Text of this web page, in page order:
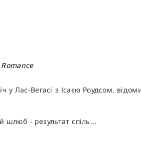
Вегасі з Ісаєю Роудсом,
шлюб - результат спіль...